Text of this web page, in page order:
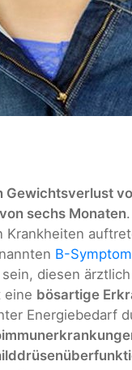
sechs Monaten
Krankheiten
B-
diesen
eine bösartige
Energiebedarf